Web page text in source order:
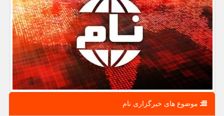
موضوع های خبرگزاری نام